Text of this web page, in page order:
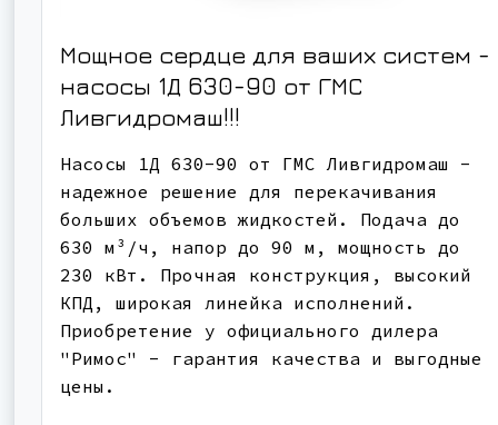
Мощное сердце для ваших систем -
насосы 1Д 630-90 от ГМС
Ливгидромаш!!!
Насосы 1Д 630-90 от ГМС Ливгидромаш -
надежное решение для перекачивания
больших объемов жидкостей. Подача до
630 м³/ч, напор до 90 м, мощность до
230 кВт. Прочная конструкция, высокий
КПД, широкая линейка исполнений.
Приобретение у официального дилера
"Римос" - гарантия качества и выгодные
цены.